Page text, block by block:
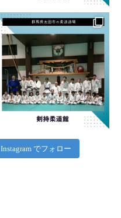
Instagram でフォロー